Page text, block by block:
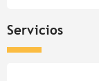
Servicios